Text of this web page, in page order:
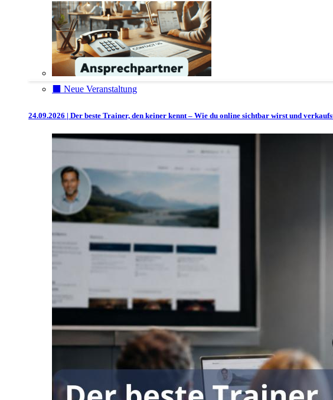
⬛️ Neue Veranstaltung
24.09.2026 | Der beste Trainer, den keiner kennt – Wie du online sichtbar wirst und